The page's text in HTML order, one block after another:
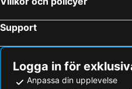
Support
Logga in för
Anpassa din upplevelse